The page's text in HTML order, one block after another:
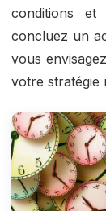
conditions
concluez un
vous
votre stratégie